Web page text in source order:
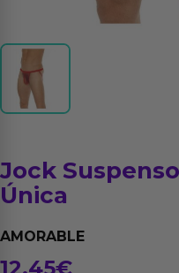
Jock
Única
AMORABLE